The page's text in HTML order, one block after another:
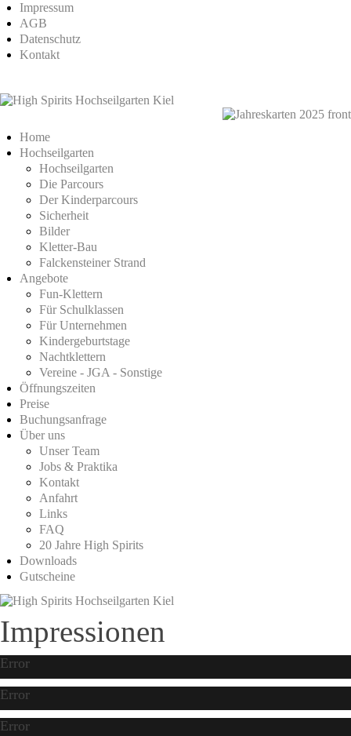
Impressum
AGB
Datenschutz
Kontakt
Home
Hochseilgarten
Hochseilgarten
Die Parcours
Der Kinderparcours
Sicherheit
Bilder
Kletter-Bau
Falckensteiner Strand
Angebote
Fun-Klettern
Für Schulklassen
Für Unternehmen
Kindergeburtstage
Nachtklettern
Vereine - JGA - Sonstige
Öffnungszeiten
Preise
Buchungsanfrage
Über uns
Unser Team
Jobs & Praktika
Kontakt
Anfahrt
Links
FAQ
20 Jahre High Spirits
Downloads
Gutscheine
Impressionen
Error
Error
Error